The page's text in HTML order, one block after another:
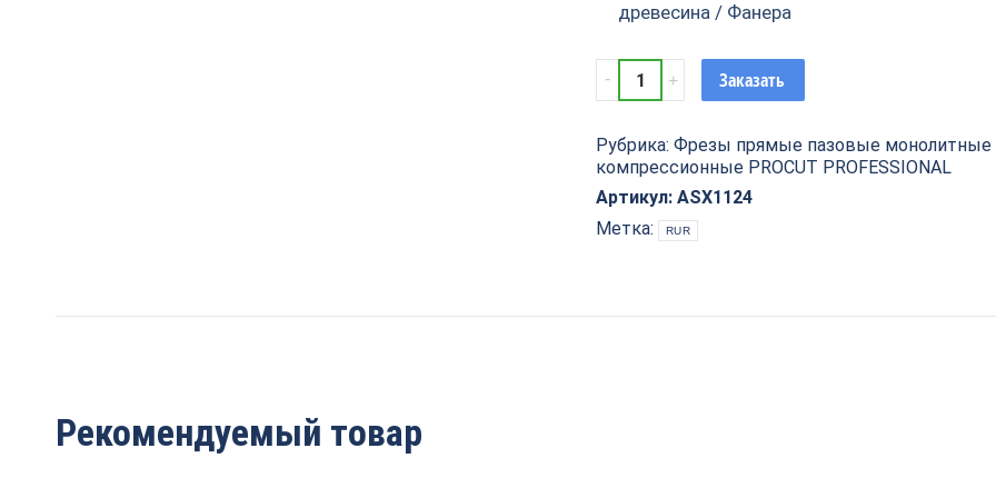
древесина / Фанера
Фреза
прямая
монолитная
Z3
компрессионная
D=8x32
Заказать
Рубрика:Фрезы прямые пазовые монолитные
компрессионные PROCUT PROFESSIONAL
Артикул:ASX1124
Метка:
RUR
Рекомендуемый товар